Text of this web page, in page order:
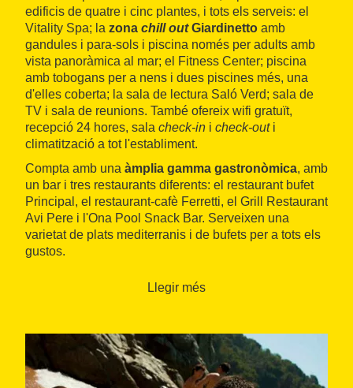
edificis de quatre i cinc plantes, i tots els serveis: el
Vitality Spa; la zona chill outGiardinetto amb
gandules i para-sols i piscina només per adults amb
vista panoràmica al mar; el Fitness Center; piscina
amb tobogans per a nens i dues piscines més, una
d'elles coberta; la sala de lectura Saló Verd; sala de
TV i sala de reunions. També ofereix wifi gratuït,
recepció 24 hores, sala check-in i check-outi
climatització a tot l'establiment.
Compta amb una àmplia gamma gastronòmica, amb
un bar i tres restaurants diferents: el restaurant bufet
Principal, el restaurant-cafè Ferretti, el Grill Restaurant
Avi Pere i l'Ona Pool Snack Bar. Serveixen una
varietat de plats mediterranis i de bufets per a tots els
gustos.
Chill Out Giardinetto
Llegir més